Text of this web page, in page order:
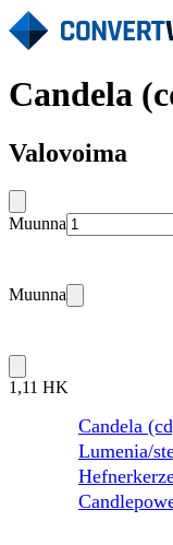
Candela
Valovoima
Muunna
Muunna
1,11 HK
Candela
Lumenia/